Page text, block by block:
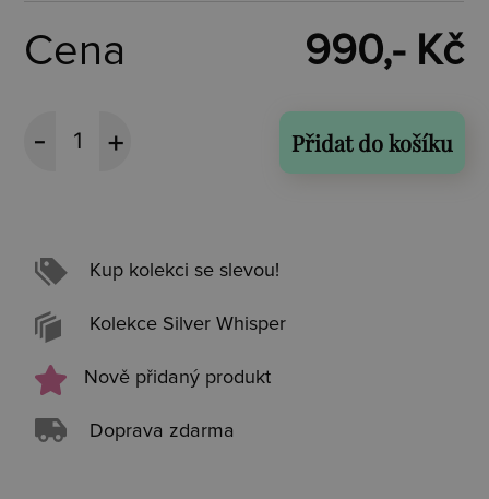
Cena 990,- Kč
Přidat do košíku
Kup kolekci se slevou!
Kolekce Silver Whisper
Nově přidaný produkt
Doprava zdarma